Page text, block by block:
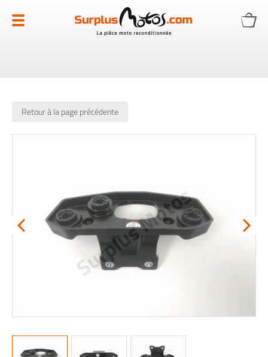
au
contenu
Retour à la page précédente
gallery